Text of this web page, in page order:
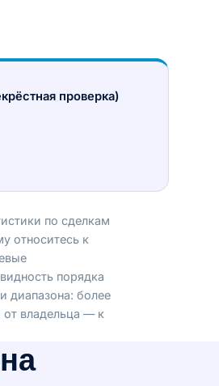
проверка)
по сделкам
относитесь к
порядка
диапазона: более
от владельца — к